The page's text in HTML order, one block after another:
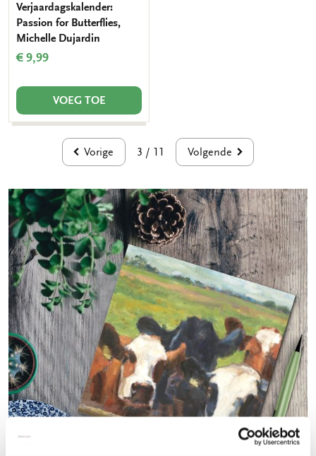
Verjaardagskalender:
Passion for Butterflies,
Michelle Dujardin
€ 9,99
VOEG TOE
Vorige 3 / 11 Volgende